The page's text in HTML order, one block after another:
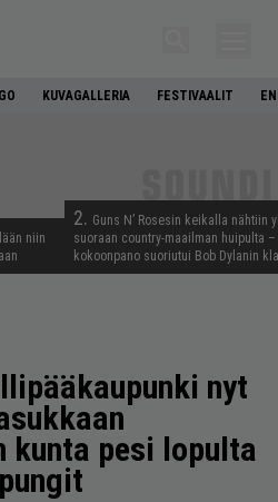
KUVAGALLERIA FESTIVAALIT
niin
2. Guns N’ Rosesin keikalla nähtiin
suoraan country-maailman huipulta
kokoonpano suoriutui Bob Dylanin
nyt
kunta pesi lopulta